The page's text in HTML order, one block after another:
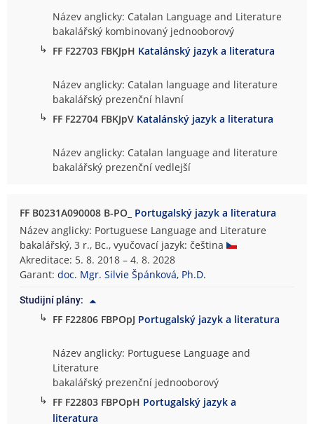
Název anglicky: Catalan Language and Literature
bakalářský kombinovaný jednooborový
↳ FF F22703 FBKJpH Katalánský jazyk a literatura
Název anglicky: Catalan language and literature
bakalářský prezenční hlavní
↳ FF F22704 FBKJpV Katalánský jazyk a literatura
Název anglicky: Catalan language and literature
bakalářský prezenční vedlejší
FF B0231A090008 B-PO_ Portugalský jazyk a literatura
Název anglicky: Portuguese Language and Literature
bakalářský, 3 r., Bc., vyučovací jazyk: čeština
Akreditace: 5. 8. 2018 – 4. 8. 2028
Garant:doc. Mgr. Silvie Špánková, Ph.D.
Studijní plány:
↳ FF F22806 FBPOpJ Portugalský jazyk a literatura
Název anglicky: Portuguese Language and
Literature
bakalářský prezenční jednooborový
↳ FF F22803 FBPOpH Portugalský jazyk a
literatura